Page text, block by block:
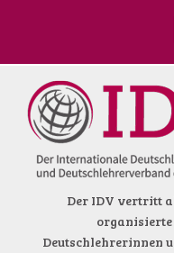
Der IDV vertritt
Deutschlehrerinnen